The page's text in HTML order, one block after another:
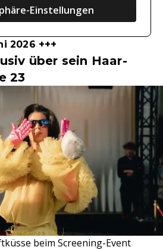
Einstellungen
2026 +++
über sein Haar-
23
beim Screening-Event